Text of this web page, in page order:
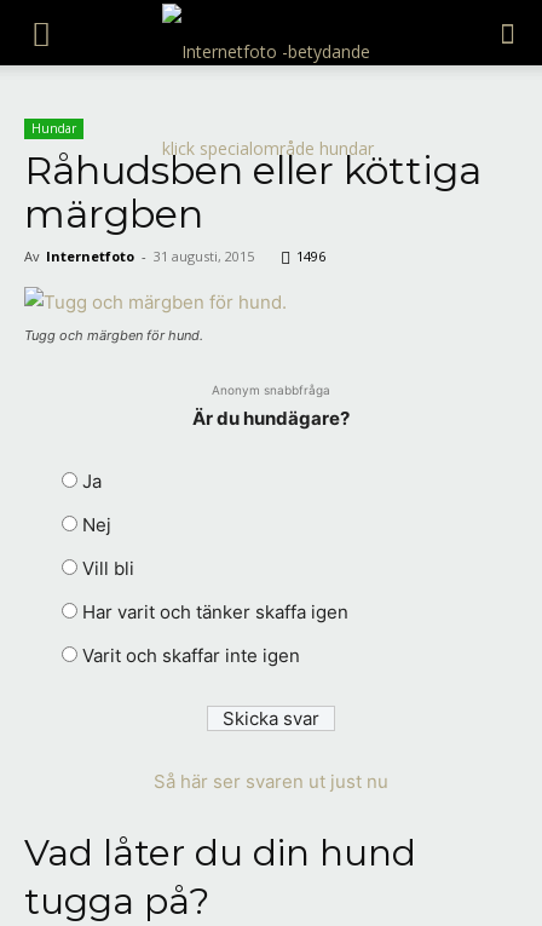
Internetfoto
Hundar
Råhudsben eller köttiga
märgben
Av Internetfoto - 31 augusti, 2015 1496
Tugg och märgben för hund.
Anonym snabbfråga
Är du hundägare?
Ja
Nej
Vill bli
Har varit och tänker skaffa igen
Varit och skaffar inte igen
Så här ser svaren ut just nu
Vad låter du din hund
tugga på?